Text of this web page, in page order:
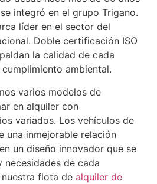
integró en el grupo Trigano.
líder en el sector del
Doble certificación ISO
la calidad de cada
ambiental.
varios modelos de
en alquiler con
variados. Los vehículos de
una inmejorable relación
un diseño innovador que se
de cada
nuestra flota dealquiler de